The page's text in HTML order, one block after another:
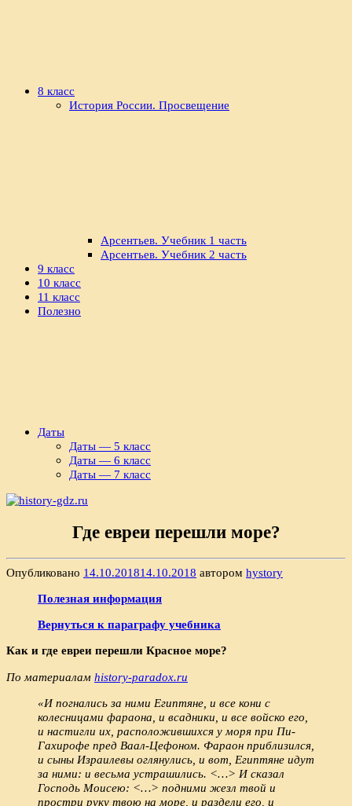
8 класс
История России. Просвещение
Арсентьев. Учебник 1 часть
Арсентьев. Учебник 2 часть
9 класс
10 класс
11 класс
Полезно
Даты
Даты — 5 класс
Даты — 6 класс
Даты — 7 класс
Где евреи перешли море?
Опубликовано 14.10.201814.10.2018 автором hystory
Полезная информация
Вернуться к параграфу учебника
Как и где евреи перешли Красное море?
По материалам history-paradox.ru
«И погнались за ними Египтяне, и все кони с
колесницами фараона, и всадники, и все войско его,
и настигли их, расположившихся у моря при Пи-
Гахирофе пред Ваал-Цефоном. Фараон приблизился,
и сыны Израилевы оглянулись, и вот, Египтяне идут
за ними: и весьма устрашились. <…> И сказал
Господь Моисею: <…> подними жезл твой и
простри руку твою на море, и раздели его, и